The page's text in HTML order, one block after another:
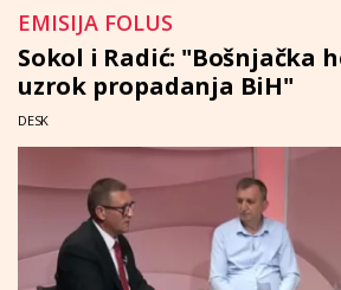
EMISIJA FOLUS
Sokol i Radić: "Bošnjačka
uzrok propadanja BiH"
DESK